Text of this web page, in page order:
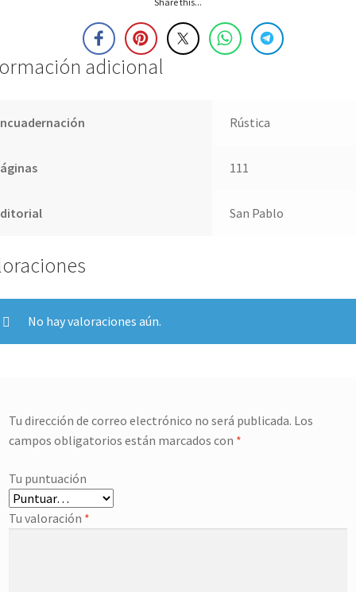
adicional
Rústica
111
San Pablo
No hay valoraciones aún.
Tu dirección de correo electrónico no será publicada. Los
campos obligatorios están marcados con *
Tu puntuación
Tu valoración *